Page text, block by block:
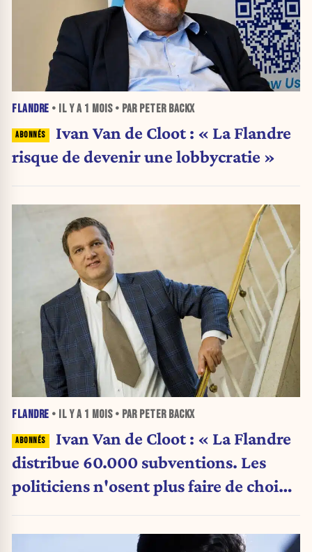
FLANDRE • IL Y A 1 MOIS• PAR PETER BACKX
Ivan Van de Cloot : « La Flandre
risque de devenir une lobbycratie »
FLANDRE • IL Y A 1 MOIS• PAR PETER BACKX
Ivan Van de Cloot : « La Flandre
distribue 60.000 subventions. Les
politiciens n'osent plus faire de choix.